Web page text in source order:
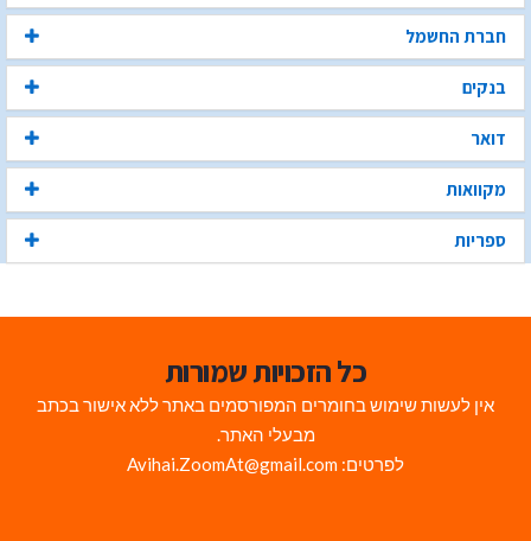
חברת החשמל
בנקים
דואר
מקוואות
ספריות
כל הזכויות שמורות
אין לעשות שימוש בחומרים המפורסמים באתר ללא אישור בכתב
מבעלי האתר.
לפרטים: Avihai.ZoomAt@gmail.com